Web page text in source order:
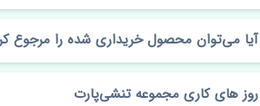
آیا می‌توان محصول خریداری شده را مرجوع
روز های کاری مجموعه تنشی‌پارت